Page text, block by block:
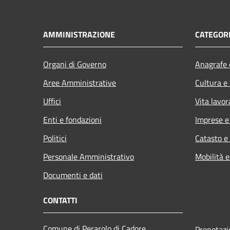
AMMINISTRAZIONE
Organi di Governo
Aree Amministrative
Uffici
Enti e fondazioni
Politici
Personale Amministrativo
Documenti e dati
Cultura
Vita
Imprese
Catasto
Mobilità
CONTATTI